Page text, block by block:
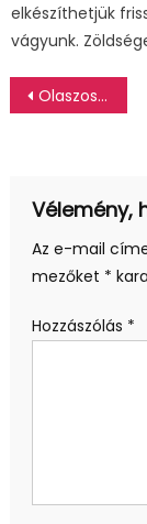
elkészíthetjük
vágyunk.
Bejegyzés
Olaszos gnocchi
Vélemény,
Az e-mail
mezőket *
Hozzászólás *